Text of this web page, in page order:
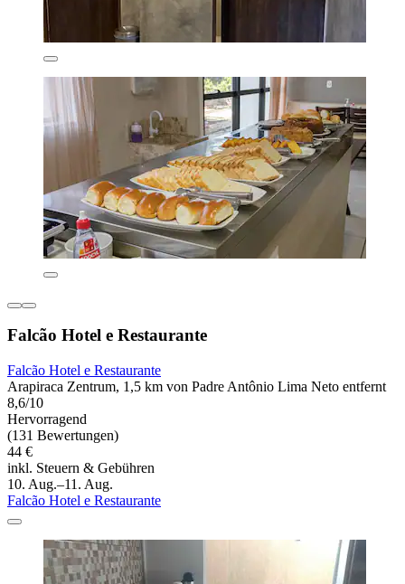
Falcão Hotel e Restaurante
Falcão Hotel e Restaurante
Arapiraca Zentrum, 1,5 km von Padre Antônio Lima Neto entfernt
8,6/10
Hervorragend
(131 Bewertungen)
44 €
inkl. Steuern & Gebühren
10. Aug.–11. Aug.
Falcão Hotel e Restaurante